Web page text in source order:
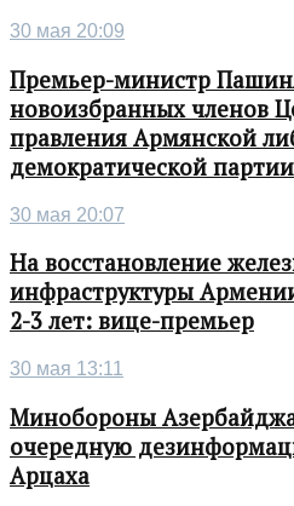
30 мая 20:09
Премьер-министр
новоизбранных членов
правления Армянской
демократической партии
30 мая 20:07
На восстановление
инфраструктуры
2-3 лет: вице-премьер
30 мая 13:11
Минобороны
очередную
Арцаха